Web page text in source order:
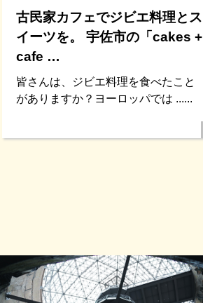
古民家カフェでジビエ料理とス
イーツを。 宇佐市の「cakes +
cafe …
皆さんは、ジビエ料理を食べたこと
がありますか？ヨーロッパでは ......